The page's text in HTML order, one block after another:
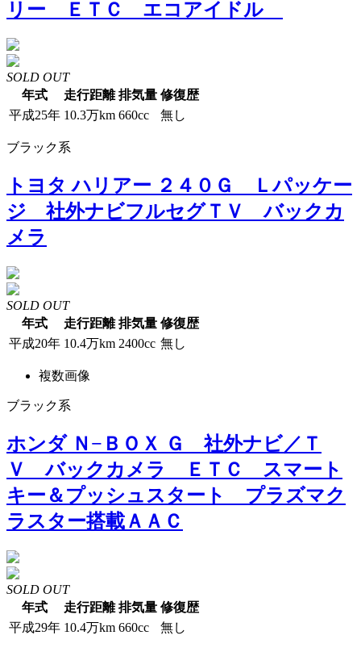
リー ＥＴＣ エコアイドル
SOLD OUT
年式
走行距離 排気量 修復歴
平成25年 10.3万km 660cc 無し
ブラック系
トヨタ ハリアー ２４０Ｇ Ｌパッケー
ジ 社外ナビフルセグＴＶ バックカ
メラ
SOLD OUT
年式
走行距離 排気量 修復歴
平成20年 10.4万km 2400cc 無し
複数画像
ブラック系
ホンダ Ｎ−ＢＯＸ Ｇ 社外ナビ／Ｔ
Ｖ バックカメラ ＥＴＣ スマート
キー＆プッシュスタート プラズマク
ラスター搭載ＡＡＣ
SOLD OUT
年式
走行距離 排気量 修復歴
平成29年 10.4万km 660cc 無し